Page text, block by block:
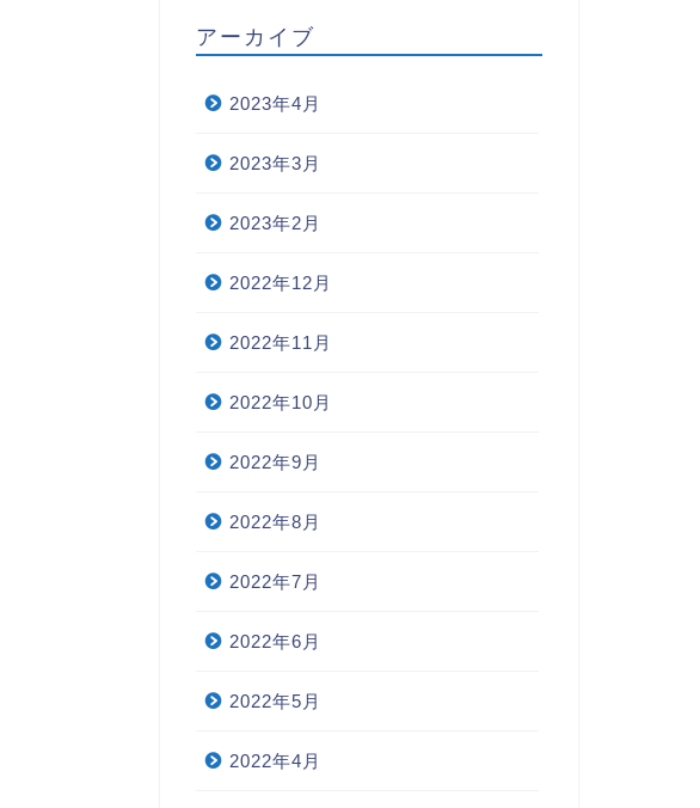
アーカイブ
2023年4月
2023年3月
2023年2月
2022年12月
2022年11月
2022年10月
2022年9月
2022年8月
2022年7月
2022年6月
2022年5月
2022年4月